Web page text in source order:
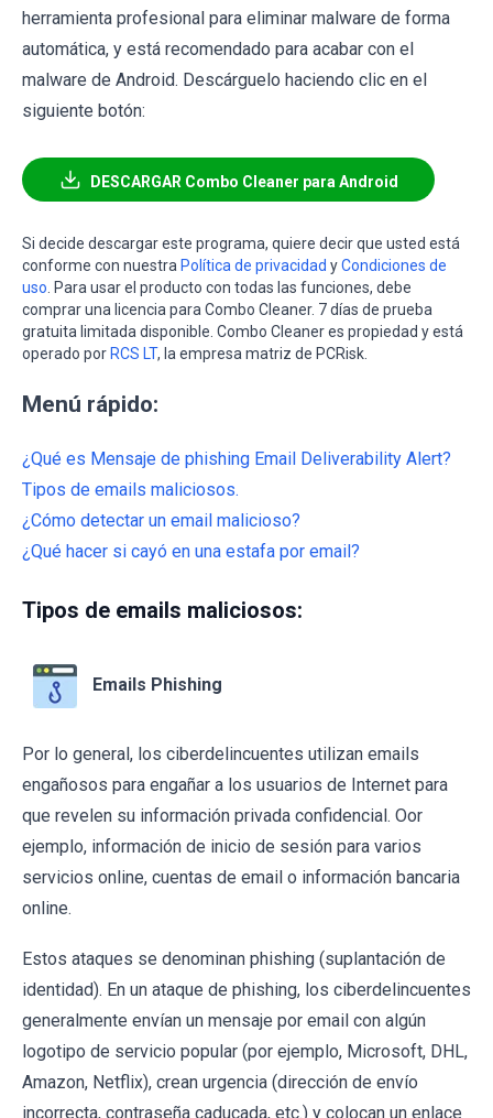
herramienta profesional para eliminar malware de forma
automática, y está recomendado para acabar con el
malware de Android. Descárguelo haciendo clic en el
siguiente botón:
DESCARGAR Combo Cleaner para Android
Si decide descargar este programa, quiere decir que usted está
conforme con nuestra Política de privacidad yCondiciones de
uso . Para usar el producto con todas las funciones, debe
comprar una licencia para Combo Cleaner. 7 días de prueba
gratuita limitada disponible. Combo Cleaner es propiedad y está
operado por RCS LT, la empresa matriz de PCRisk.
Menú rápido:
¿Qué es Mensaje de phishing Email Deliverability Alert?
Tipos de emails maliciosos.
¿Cómo detectar un email malicioso?
¿Qué hacer si cayó en una estafa por email?
Tipos de emails maliciosos:
Emails Phishing
Por lo general, los ciberdelincuentes utilizan emails
engañosos para engañar a los usuarios de Internet para
que revelen su información privada confidencial. Oor
ejemplo, información de inicio de sesión para varios
servicios online, cuentas de email o información bancaria
online.
Estos ataques se denominan phishing (suplantación de
identidad). En un ataque de phishing, los ciberdelincuentes
generalmente envían un mensaje por email con algún
logotipo de servicio popular (por ejemplo, Microsoft, DHL,
Amazon, Netflix), crean urgencia (dirección de envío
incorrecta, contraseña caducada, etc.) y colocan un enlace